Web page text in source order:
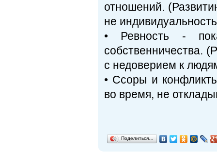
отношений.
не
• Ревность -
собственничества.
с недоверием к
• Ссоры и
во время, не
Поделиться…